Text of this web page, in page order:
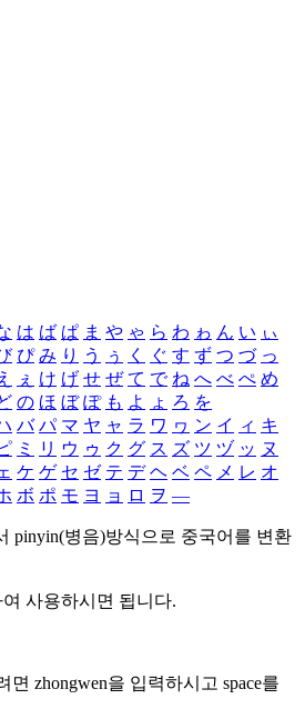
は ば ぱ ま や ゃ ら わ ゎ ん い ぃ
ぴ み り う ぅ く ぐ す ず つ づ っ
ぇ け げ せ ぜ て で ね へ べ ぺ め
の ほ ぼ ぽ も よ ょ ろ を
バ パ マ ヤ ャ ラ ワ ヮ ン イ ィ キ
ミ リ ウ ゥ ク グ ス ズ ツ ヅ ッ ヌ
ケ ゲ セ ゼ テ デ ヘ ベ ペ メ レ オ
ボ ポ モ ヨ ョ ロ ヲ ―
pinyin(병음)방식으로 중국어를 변환
사용하시면 됩니다.
면 zhongwen을 입력하시고 space를